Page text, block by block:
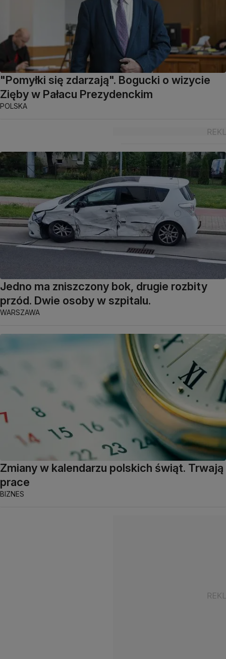
"Pomyłki się zdarzają". Bogucki o wizycie
Zięby w Pałacu Prezydenckim
POLSKA
Jedno ma zniszczony bok, drugie rozbity
przód. Dwie osoby w szpitalu.
WARSZAWA
Zmiany w kalendarzu polskich świąt. Trwają
prace
BIZNES